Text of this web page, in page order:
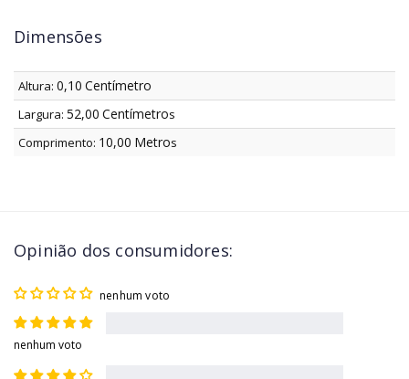
Dimensões
Altura: 0,10 Centímetro
Largura: 52,00 Centímetros
Comprimento: 10,00 Metros
Opinião dos consumidores:
nenhum voto
nenhum voto